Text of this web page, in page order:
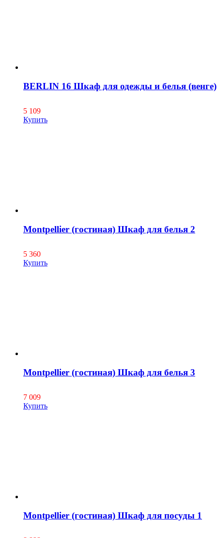
BERLIN 16 Шкаф для одежды и белья (венге)
5 109
Купить
Montpellier (гостиная) Шкаф для белья 2
5 360
Купить
Montpellier (гостиная) Шкаф для белья 3
7 009
Купить
Montpellier (гостиная) Шкаф для посуды 1